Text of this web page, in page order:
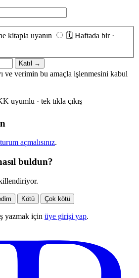
kitapla uyanın 🗓 Haftada bir ·
Katıl →
ve verimin bu amaçla işlenmesini kabul
uyumlu · tek tıkla çıkış
açmalısınız.
buldun?
Kötü Çok kötü
yazmak için üye girişi yap.